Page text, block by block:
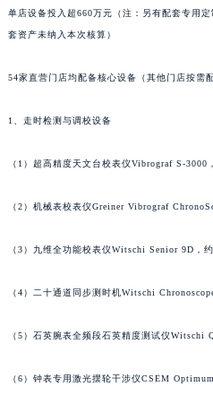
单店设备投入超660万元（注：另有配套专用
套资产未纳入本次核算）
54家直营门店均配备核心设备（其他门店按需
1、走时检测与调校设备
（1）超高精度天文台校表仪Vibrograf S-3000
（2）机械表校表仪Greiner Vibrograf
（3）九维全功能校表仪Witschi Senior 9D，
（4）二十通道同步测时机Witschi
（5）石英腕表全频段石英精度测试仪Witschi
（6）钟表专用激光摆轮干涉仪CSEM